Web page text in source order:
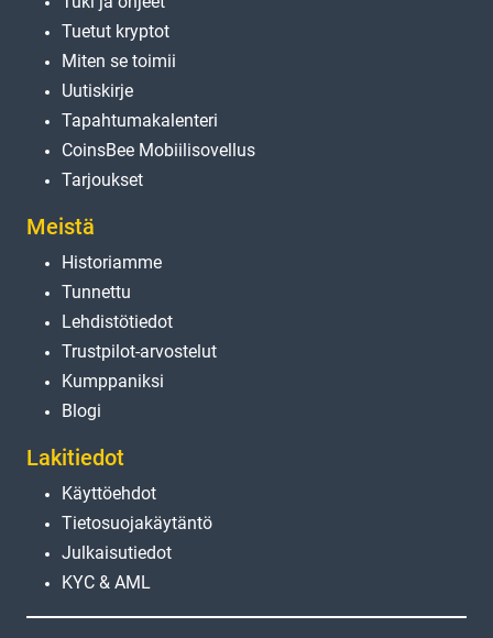
Tuetut kryptot
Miten se toimii
Uutiskirje
Tapahtumakalenteri
CoinsBee Mobiilisovellus
Tarjoukset
Meistä
Historiamme
Tunnettu
Lehdistötiedot
Trustpilot-arvostelut
Kumppaniksi
Blogi
Lakitiedot
Käyttöehdot
Tietosuojakäytäntö
Julkaisutiedot
KYC & AML